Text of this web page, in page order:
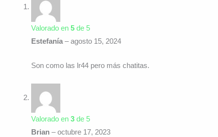
Valorado en 5de 5
Estefanía – agosto 15, 2024
Son como las lr44 pero más chatitas.
Valorado en 3de 5
Brian – octubre 17, 2023